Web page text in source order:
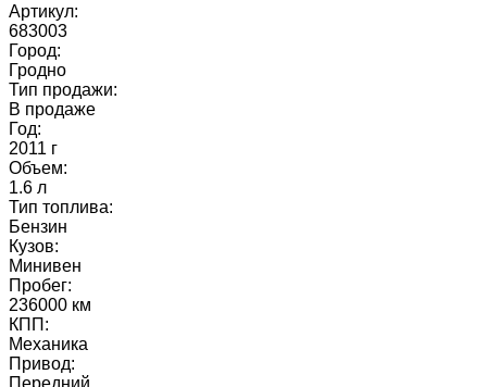
Артикул:
683003
Город:
Гродно
Тип продажи:
В продаже
Год:
2011 г
Объем:
1.6 л
Тип топлива:
Бензин
Кузов:
Минивен
Пробег:
236000 км
КПП:
Механика
Привод:
Передний